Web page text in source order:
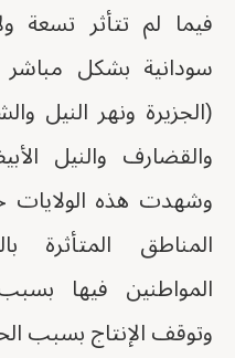
سودانية بشكل
(الجزيرة ونهر النيل
والقضارف والنيل
وشهدت هذه الولايات
المناطق المتأثرة
المواطنين فيها
وتوقف الإنتاج بسبب